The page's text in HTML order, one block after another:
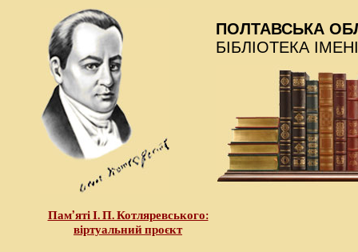
Пам’яті І. П. Котляревського:
віртуальний проєкт
ПОЛТАВСЬКА
БІБЛІОТЕКА